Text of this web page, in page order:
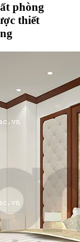
phòng
thiết